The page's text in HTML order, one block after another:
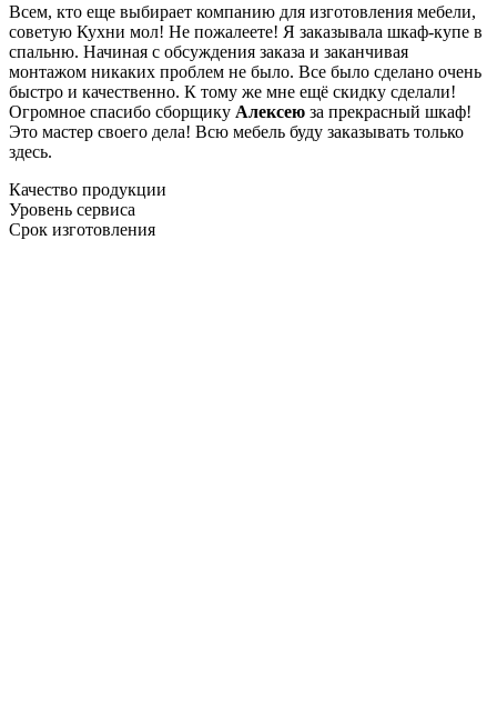
Всем, кто еще выбирает компанию для изготовления мебели,
советую Кухни мол! Не пожалеете! Я заказывала шкаф-купе в
спальню. Начиная с обсуждения заказа и заканчивая
монтажом никаких проблем не было. Все было сделано очень
быстро и качественно. К тому же мне ещё скидку сделали!
Огромное спасибо сборщику Алексею за прекрасный шкаф!
Это мастер своего дела! Всю мебель буду заказывать только
здесь.
Качество продукции
Уровень сервиса
Срок изготовления